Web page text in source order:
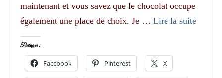
maintenant et vous savez que le chocolat occupe
également une place de choix. Je … Lire la suite­­
Partager :
Facebook Pinterest X